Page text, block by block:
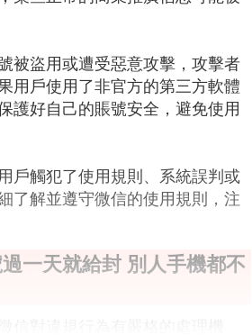
被盜用或遭受惡意攻擊，攻擊者
用戶使用了非官方的第三方軟體
護好自己的賬號安全，避免使用
戶觸犯了使用規則、系統誤判或
了解並遵守微信的使用規則，注
一天就給封 別人手機都不